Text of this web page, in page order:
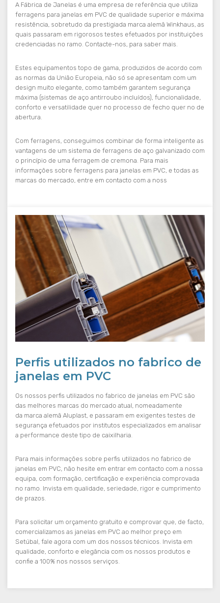
A Fábrica de Janelas é uma empresa de referência que utiliza
ferragens para janelas em PVC de qualidade superior e máxima
resistência, sobretudo da prestigiada marca alemã Winkhaus, as
quais passaram em rigorosos testes efetuados por instituições
credenciadas no ramo. Contacte-nos, para saber mais.
Estes equipamentos topo de gama, produzidos de acordo com
as normas da União Europeia, não só se apresentam com um
design muito elegante, como também garantem segurança
máxima (sistemas de aço antirroubo incluídos), funcionalidade,
conforto e versatilidade quer no processo de fecho quer no de
abertura.
Com ferragens, conseguimos combinar de forma inteligente as
vantagens de um sistema de ferragens de aço galvanizado com
o princípio de uma ferragem de cremona. Para mais
informações sobre ferragens para janelas em PVC, e todas as
marcas do mercado, entre em contacto com a noss
Perfis utilizados no fabrico de
janelas em PVC
Os nossos perfis utilizados no fabrico de janelas em PVC são
das melhores marcas do mercado atual, nomeadamente
da marca alemã Aluplast, e passaram em exigentes testes de
segurança efetuados por institutos especializados em analisar
a performance deste tipo de caixilharia.
Para mais informações sobre perfis utilizados no fabrico de
janelas em PVC, não hesite em entrar em contacto com a nossa
equipa, com formação, certificação e experiência comprovada
no ramo. Invista em qualidade, seriedade, rigor e cumprimento
de prazos.
Para solicitar um orçamento gratuito e comprovar que, de facto,
comercializamos as janelas em PVC ao melhor preço em
Setúbal, fale agora com um dos nossos técnicos. Invista em
qualidade, conforto e elegância com os nossos produtos e
confie a 100% nos nossos serviços.